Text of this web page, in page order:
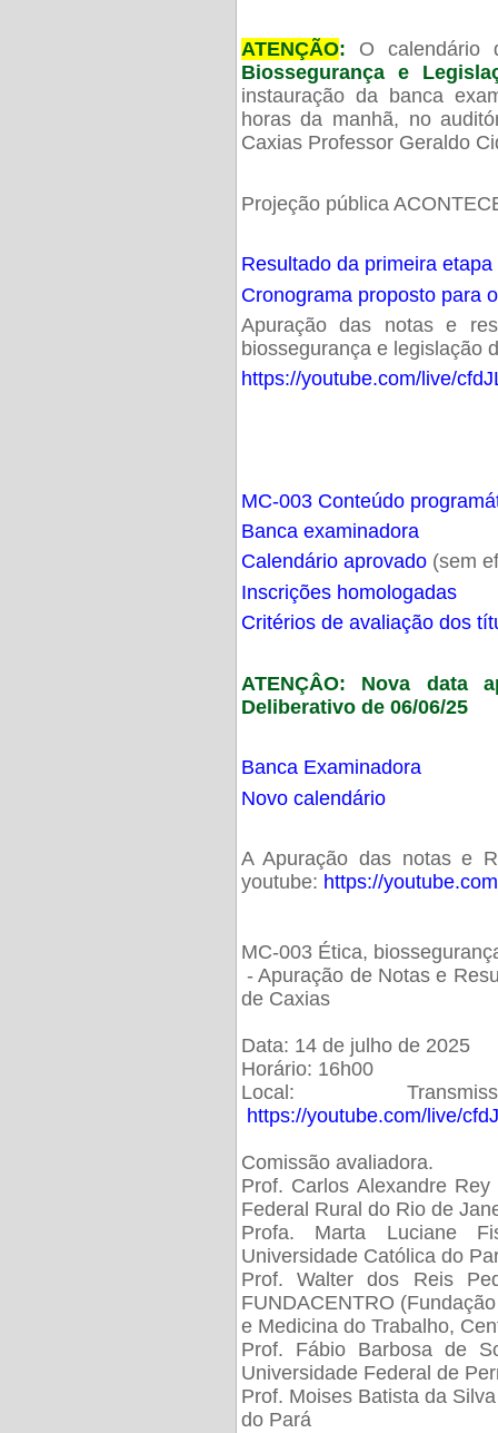
ATENÇÃO: O calendário
Biossegurança e
instauração da banca
horas da manhã, no
Caxias Professor Geraldo
Projeção pública
Resultado da primeira
Cronograma proposto para
Apuração das notas e
biossegurança e legislação
https://youtube.com/live/
MC-003 Conteúdo
Banca examinadora
Calendário aprovado(sem
Inscrições homologadas
Critérios de avaliação dos
ATENÇÂO: Nova data
Deliberativo de 06/06/25
Banca Examinadora
Novo calendário
A Apuração das notas e
youtube: https://
MC-003 Ética,
- Apuração de Notas e
de Caxias
Data: 14 de julho de 2025
Horário: 16h00
Local:
https://youtube.com/live/
Comissão avaliadora.
Prof. Carlos Alexandre
Federal Rural do Rio de
Profa. Marta Luciane
Universidade Católica do
Prof. Walter dos Reis
FUNDACENTRO
e Medicina do Trabalho,
Prof. Fábio Barbosa de
Universidade Federal de
Prof. Moises Batista da
do Pará